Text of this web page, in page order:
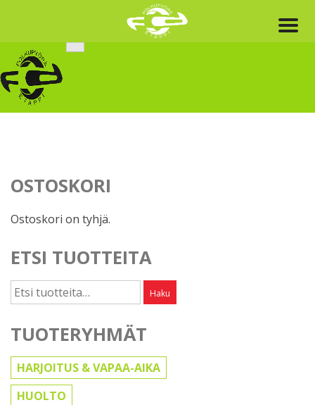
content
OSTOSKORI
Ostoskori on tyhjä.
ETSI TUOTTEITA
Etsi: Haku
TUOTERYHMÄT
HARJOITUS & VAPAA-AIKA
HUOLTO